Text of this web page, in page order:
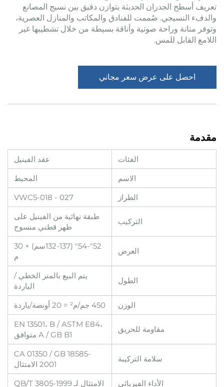
تعريف أسطح الجدران الحديثة بتوازن دقيق بين نسيج المصانع
والدفء النسيجي. صُممت للفنادق والمكاتب والمنازل العصرية،
وتوفر متانة وراحة صوتية وأناقة بسيطة من خلال تشطيبها غير
اللامع القابل للمس.
احصل على عرض سعر مجاني
مقدمة
الفئات
عقد الفينيل
الاسم
المحيط
الطراز
VWC5-018 - 027
التركيب
طبقة نهائية من الفينيل على
ظهر قطني منسوج
العرض
52"-54" (132-137سم) × 30
م
الطول
يتم البيع بالمتر الخطي /
الياردة
الوزن
450 جم/م² = 20 أونصة/ياردة
مقاومة للحريق
EN 13501، B / ASTM E84،
A / GB B1 متوافق
سلامة التركيبة
CA 01350 / GB 18585-
2001 الامتثال
الأداء الفيزيائي
الامتثال لـ QB/T 3805-1999